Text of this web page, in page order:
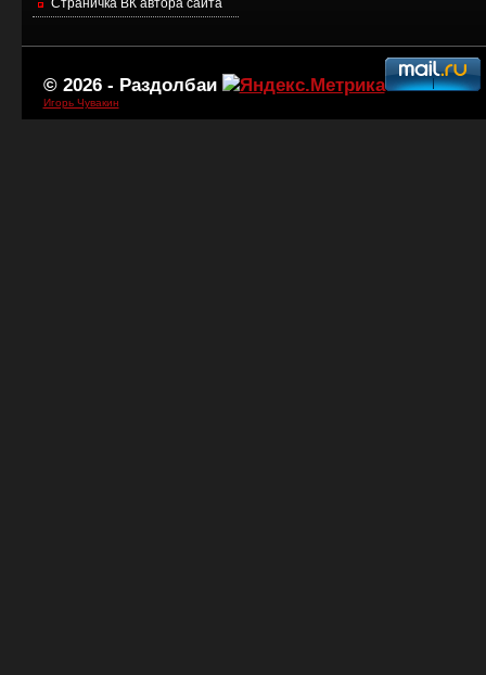
© 2026 - Раздолбаи
Игорь Чувакин